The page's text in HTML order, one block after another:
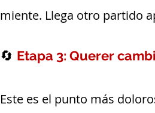
miente. Llega otro partido
🔄 Etapa 3: Querer
Este es el punto más